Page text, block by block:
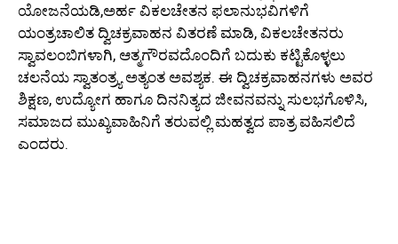
ಯೋಜನೆಯಡಿ,ಅರ್ಹ ವಿಕಲಚೇತನ ಫಲಾನುಭವಿಗಳಿಗೆ
ಯಂತ್ರಚಾಲಿತ ದ್ವಿಚಕ್ರವಾಹನ ವಿತರಣೆ ಮಾಡಿ, ವಿಕಲಚೇತನರು
ಸ್ವಾವಲಂಬಿಗಳಾಗಿ, ಆತ್ಮಗೌರವದೊಂದಿಗೆ ಬದುಕು ಕಟ್ಟಿಕೊಳ್ಳಲು
ಚಲನೆಯ ಸ್ವಾತಂತ್ರ‍್ಯ ಅತ್ಯಂತ ಅವಶ್ಯಕ. ಈ ದ್ವಿಚಕ್ರವಾಹನಗಳು ಅವರ
ಶಿಕ್ಷಣ, ಉದ್ಯೋಗ ಹಾಗೂ ದಿನನಿತ್ಯದ ಜೀವನವನ್ನು ಸುಲಭಗೊಳಿಸಿ,
ಸಮಾಜದ ಮುಖ್ಯವಾಹಿನಿಗೆ ತರುವಲ್ಲಿ ಮಹತ್ವದ ಪಾತ್ರ ವಹಿಸಲಿದೆ
ಎಂದರು.